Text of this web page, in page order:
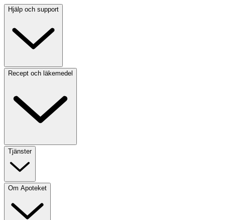
Hjälp och support
Recept och läkemedel
Tjänster
Om Apoteket